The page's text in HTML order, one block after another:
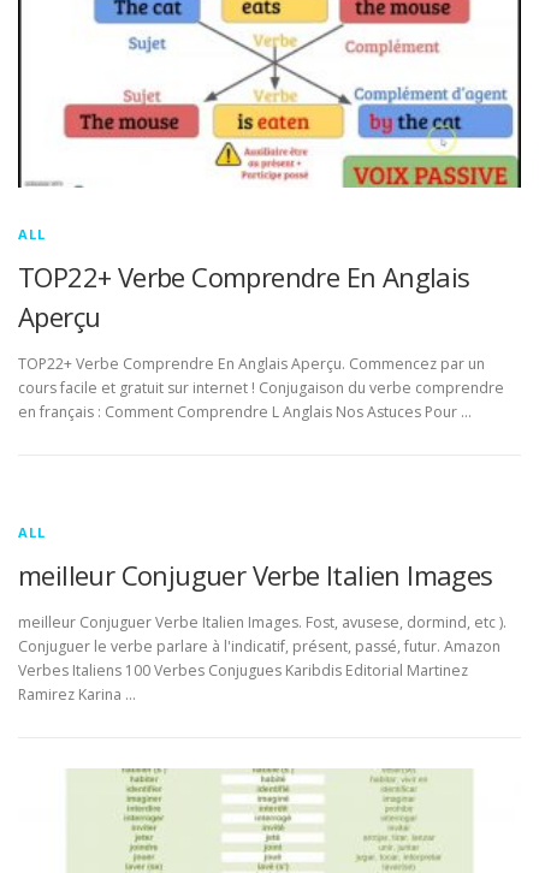
ALL
TOP22+ Verbe Comprendre En Anglais
Aperçu
TOP22+ Verbe Comprendre En Anglais Aperçu. Commencez par un
cours facile et gratuit sur internet ! Conjugaison du verbe comprendre
en français : Comment Comprendre L Anglais Nos Astuces Pour …
ALL
meilleur Conjuguer Verbe Italien Images
meilleur Conjuguer Verbe Italien Images. Fost, avusese, dormind, etc ).
Conjuguer le verbe parlare à l'indicatif, présent, passé, futur. Amazon
Verbes Italiens 100 Verbes Conjugues Karibdis Editorial Martinez
Ramirez Karina …